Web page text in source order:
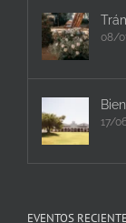
08/
17/
EVENTOS